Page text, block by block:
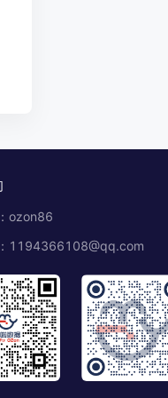
ozon86
1194366108@qq.com